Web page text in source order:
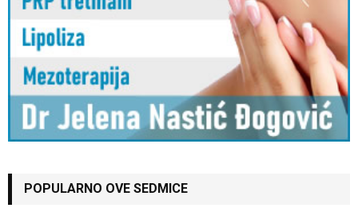
POPULARNO OVE SEDMICE